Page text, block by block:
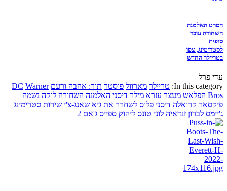
הסרט האלמנה
השחורה עובר
סופית
לסטרימינג, צפו
בטריילר החדש
עדי פרל
In this category: טריילר מארוול פוסטר תור: אהבה ורעם DC Warner
Bros הפלאש מעצר עזרא מילר דיסני האלמנה השחורה לוקה נשמה
פיקסאר קרואלה דיסני פלוס לשחרר את גיא שאנג-צ'י שירות סטרימינג
ג'יימס לברון זנדאיה לוני טונס ליהוק ספייס ג'אם 2